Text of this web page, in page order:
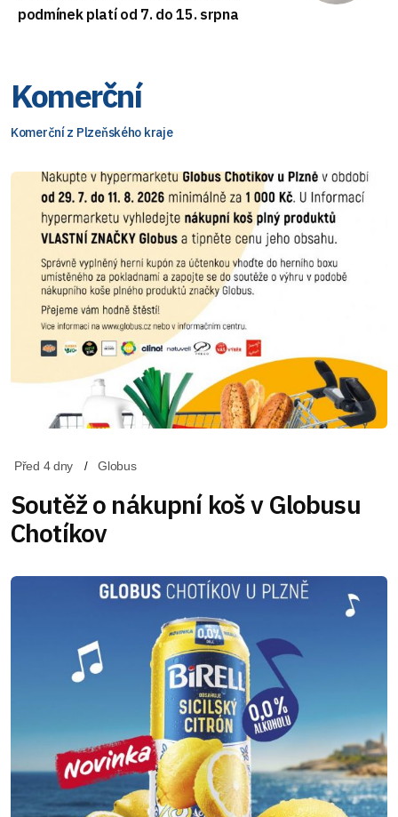
podmínek platí od 7. do 15. srpna
Komerční
Komerční z Plzeňského kraje
Před 4 dny Globus
Soutěž o nákupní koš v Globusu
Chotíkov